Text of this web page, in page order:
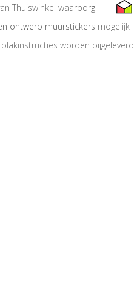
Thuiswinkel waarborg
ontwerp muurstickers mogelijk
worden bijgeleverd